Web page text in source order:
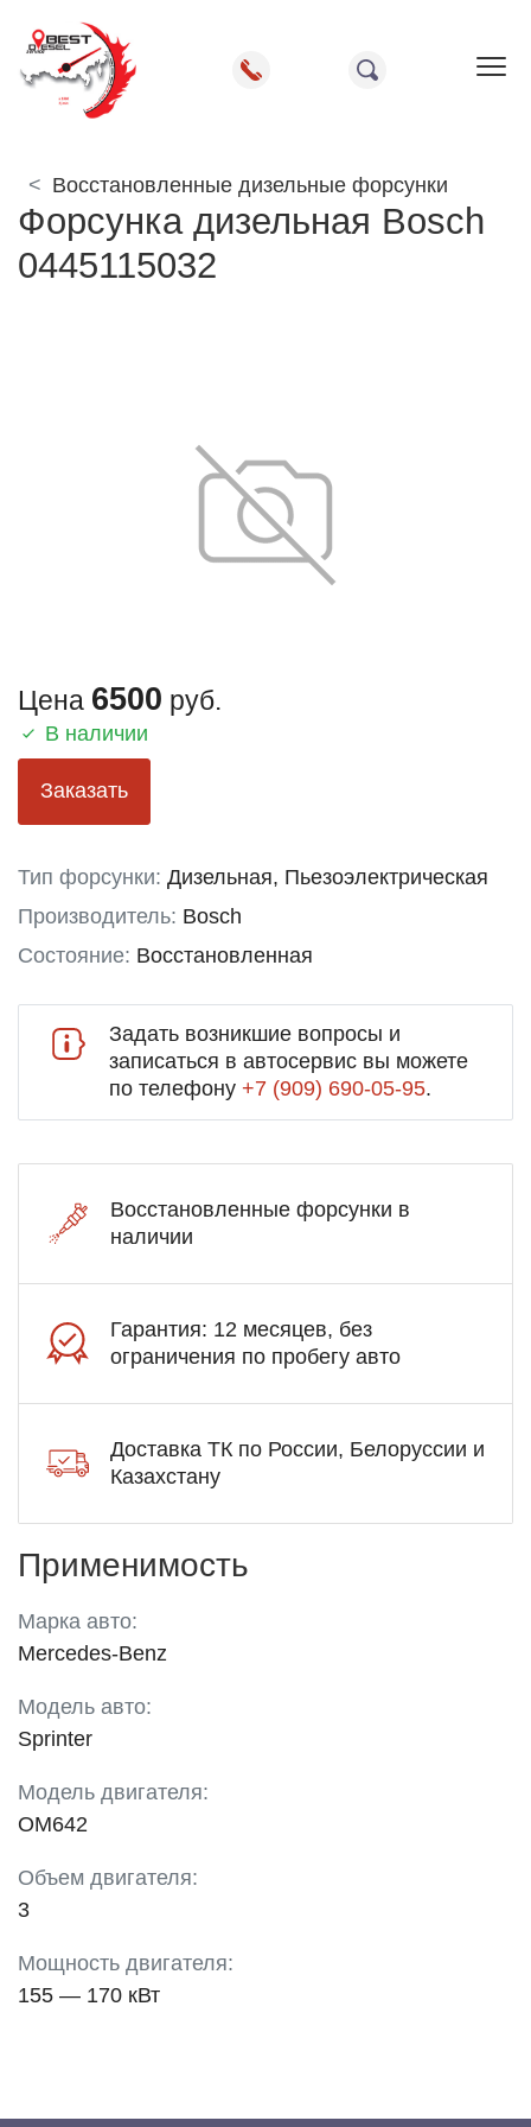
Восстановленные дизельные форсунки
Форсунка дизельная Bosch
0445115032
Цена 6500 руб.
В наличии
Заказать
Тип форсунки: Дизельная, Пьезоэлектрическая
Производитель: Bosch
Состояние: Восстановленная
Задать возникшие вопросы и
записаться в автосервис вы можете
по телефону+7 (909) 690-05-95.
Восстановленные форсунки в
наличии
Гарантия: 12 месяцев, без
ограничения по пробегу авто
Доставка ТК по России, Белоруссии и
Казахстану
Применимость
Марка авто:
Mercedes-Benz
Модель авто:
Sprinter
Модель двигателя:
OM642
Объем двигателя:
3
Мощность двигателя:
155 — 170 кВт